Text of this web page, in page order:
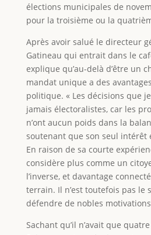
élections municipales de
pour la troisième ou la
Après avoir salué le directeur
Gatineau qui entrait dans le
explique qu’au-delà d’être un
mandat unique a des
politique. « Les décisions que
jamais électoralistes, car les
n’ont aucun poids dans la
soutenant que son seul intérêt
En raison de sa courte
considère plus comme un
l’inverse, et davantage
terrain. Il n’est toutefois pas le
défendre de nobles
Sachant qu’il n’avait que